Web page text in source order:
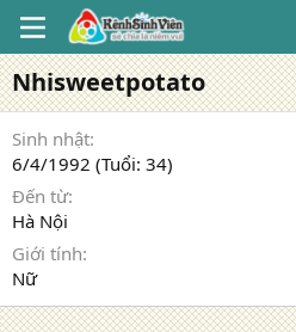
Nhisweetpotato
Sinh nhật
6/4/1992 (Tuổi: 34)
Đến từ
Hà Nội
Giới tính
Nữ